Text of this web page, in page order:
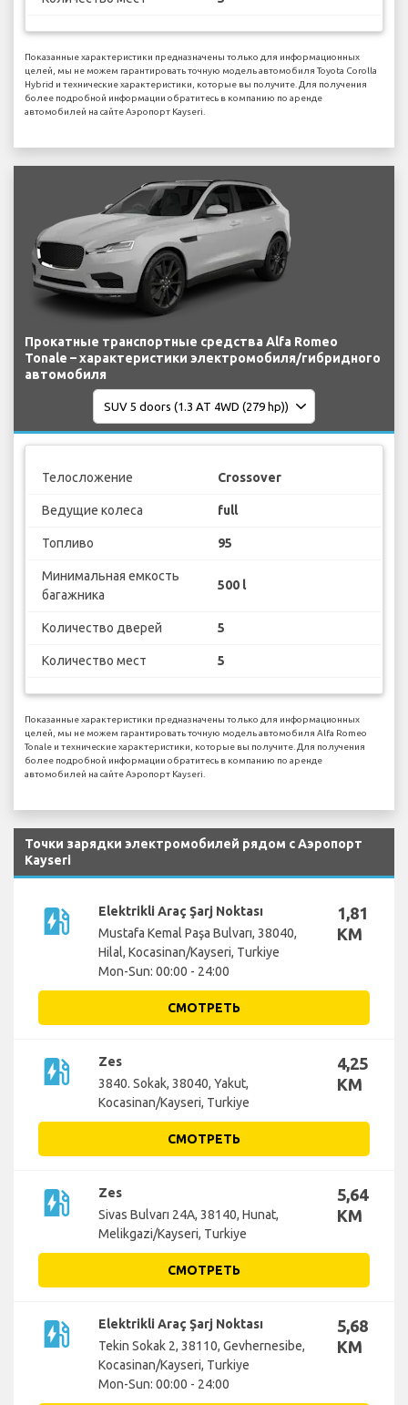
Показанные характеристики предназначены только для информационных
целей, мы не можем гарантировать точную модель автомобиля Toyota Corolla
Hybrid и технические характеристики, которые вы получите. Для получения
более подробной информации обратитесь в компанию по аренде
автомобилей на сайте Аэропорт Kayseri.
Прокатные транспортные средства Alfa Romeo
Tonale – характеристики электромобиля/гибридного
автомобиля
Телосложение Crossover
Ведущие колеса full
Топливо 95
Минимальная емкость
багажника
500 l
Количество дверей 5
Количество мест 5
Показанные характеристики предназначены только для информационных
целей, мы не можем гарантировать точную модель автомобиля Alfa Romeo
Tonale и технические характеристики, которые вы получите. Для получения
более подробной информации обратитесь в компанию по аренде
автомобилей на сайте Аэропорт Kayseri.
Точки зарядки электромобилей рядом с Аэропорт
Kayseri
ev_station
Elektrikli Araç Şarj Noktası
Mustafa Kemal Paşa Bulvarı, 38040,
Hilal, Kocasinan/Kayseri, Turkiye
Mon-Sun: 00:00 - 24:00
1,81
KM
СМОТРЕТЬ
ev_station
Zes
3840. Sokak, 38040, Yakut,
Kocasinan/Kayseri, Turkiye
4,25
KM
СМОТРЕТЬ
ev_station
Zes
Sivas Bulvarı 24A, 38140, Hunat,
Melikgazi/Kayseri, Turkiye
5,64
KM
СМОТРЕТЬ
ev_station
Elektrikli Araç Şarj Noktası
Tekin Sokak 2, 38110, Gevhernesibe,
Kocasinan/Kayseri, Turkiye
Mon-Sun: 00:00 - 24:00
5,68
KM